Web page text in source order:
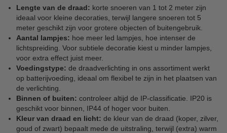
Lengte van de draad: korte snoeren van 1 tot 2 meter zijn
ideaal voor kleine decoraties, terwijl langere snoeren tot 5
meter geschikt zijn voor grotere objecten of buitengebruik.
Aantal lampjes: hoe meer led lampjes, hoe intenser de
lichtspreiding. Voor subtiele decoratie kiest u minder lampjes,
voor extra effect juist meer.
Voedingstype: de draadverlichting in ons assortiment werkt
op batterijvoeding, ideaal om flexibel te zijn in het plaatsen van
de verlichting.
Binnen of buiten: controleer altijd de IP-classificatie. IP20 is
geschikt voor binnen, IP44 of hoger voor buiten.
Kleur van draad en licht: de kleur van de draad (koper, zilver,
goud of zwart) bepaalt mede de uitstraling, terwijl (extra) warm